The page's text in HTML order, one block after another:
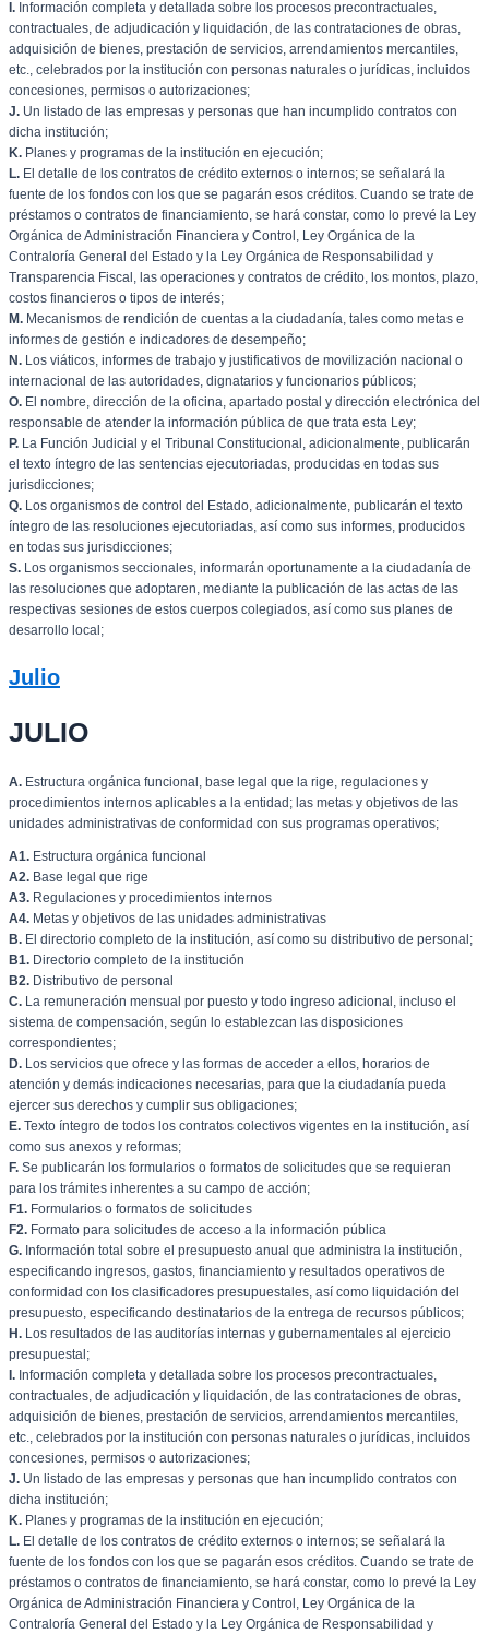
I. Información completa y detallada sobre los procesos precontractuales,
contractuales, de adjudicación y liquidación, de las contrataciones de obras,
adquisición de bienes, prestación de servicios, arrendamientos mercantiles,
etc., celebrados por la institución con personas naturales o jurídicas, incluidos
concesiones, permisos o autorizaciones;
J. Un listado de las empresas y personas que han incumplido contratos con
dicha institución;
K. Planes y programas de la institución en ejecución;
L. El detalle de los contratos de crédito externos o internos; se señalará la
fuente de los fondos con los que se pagarán esos créditos. Cuando se trate de
préstamos o contratos de financiamiento, se hará constar, como lo prevé la Ley
Orgánica de Administración Financiera y Control, Ley Orgánica de la
Contraloría General del Estado y la Ley Orgánica de Responsabilidad y
Transparencia Fiscal, las operaciones y contratos de crédito, los montos, plazo,
costos financieros o tipos de interés;
M. Mecanismos de rendición de cuentas a la ciudadanía, tales como metas e
informes de gestión e indicadores de desempeño;
N. Los viáticos, informes de trabajo y justificativos de movilización nacional o
internacional de las autoridades, dignatarios y funcionarios públicos;
O. El nombre, dirección de la oficina, apartado postal y dirección electrónica del
responsable de atender la información pública de que trata esta Ley;
P. La Función Judicial y el Tribunal Constitucional, adicionalmente, publicarán
el texto íntegro de las sentencias ejecutoriadas, producidas en todas sus
jurisdicciones;
Q. Los organismos de control del Estado, adicionalmente, publicarán el texto
íntegro de las resoluciones ejecutoriadas, así como sus informes, producidos
en todas sus jurisdicciones;
S. Los organismos seccionales, informarán oportunamente a la ciudadanía de
las resoluciones que adoptaren, mediante la publicación de las actas de las
respectivas sesiones de estos cuerpos colegiados, así como sus planes de
desarrollo local;
Julio
JULIO
A. Estructura orgánica funcional, base legal que la rige, regulaciones y
procedimientos internos aplicables a la entidad; las metas y objetivos de las
unidades administrativas de conformidad con sus programas operativos;
A1. Estructura orgánica funcional
A2. Base legal que rige
A3. Regulaciones y procedimientos internos
A4. Metas y objetivos de las unidades administrativas
B. El directorio completo de la institución, así como su distributivo de personal;
B1. Directorio completo de la institución
B2. Distributivo de personal
C. La remuneración mensual por puesto y todo ingreso adicional, incluso el
sistema de compensación, según lo establezcan las disposiciones
correspondientes;
D. Los servicios que ofrece y las formas de acceder a ellos, horarios de
atención y demás indicaciones necesarias, para que la ciudadanía pueda
ejercer sus derechos y cumplir sus obligaciones;
E. Texto íntegro de todos los contratos colectivos vigentes en la institución, así
como sus anexos y reformas;
F. Se publicarán los formularios o formatos de solicitudes que se requieran
para los trámites inherentes a su campo de acción;
F1. Formularios o formatos de solicitudes
F2. Formato para solicitudes de acceso a la información pública
G. Información total sobre el presupuesto anual que administra la institución,
especificando ingresos, gastos, financiamiento y resultados operativos de
conformidad con los clasificadores presupuestales, así como liquidación del
presupuesto, especificando destinatarios de la entrega de recursos públicos;
H. Los resultados de las auditorías internas y gubernamentales al ejercicio
presupuestal;
I. Información completa y detallada sobre los procesos precontractuales,
contractuales, de adjudicación y liquidación, de las contrataciones de obras,
adquisición de bienes, prestación de servicios, arrendamientos mercantiles,
etc., celebrados por la institución con personas naturales o jurídicas, incluidos
concesiones, permisos o autorizaciones;
J. Un listado de las empresas y personas que han incumplido contratos con
dicha institución;
K. Planes y programas de la institución en ejecución;
L. El detalle de los contratos de crédito externos o internos; se señalará la
fuente de los fondos con los que se pagarán esos créditos. Cuando se trate de
préstamos o contratos de financiamiento, se hará constar, como lo prevé la Ley
Orgánica de Administración Financiera y Control, Ley Orgánica de la
Contraloría General del Estado y la Ley Orgánica de Responsabilidad y